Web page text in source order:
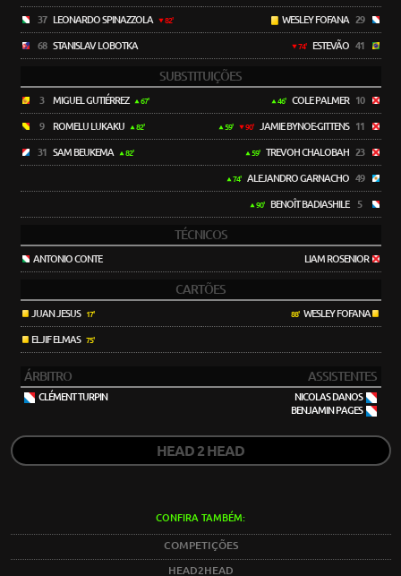
37 LEONARDO SPINAZZOLA 82'
68 STANISLAV LOBOTKA
WESLEY FOFANA 29
74' ESTEVÃO 41
SUBSTITUIÇÕES
3 MIGUEL GUTIÉRREZ 67'
9 ROMELU LUKAKU 82'
31 SAM BEUKEMA 82'
46' COLE PALMER 10
59' 90' JAMIE BYNOE-GITTENS 11
59' TREVOH CHALOBAH 23
74' ALEJANDRO GARNACHO 49
90' BENOÎT BADIASHILE 5
TÉCNICOS
ANTONIO CONTE LIAM ROSENIOR
CARTÕES
JUAN JESUS 17'
ELJIF ELMAS 75'
88'WESLEY FOFANA
ÁRBITRO ASSISTENTES
CLÉMENT TURPIN
NICOLAS DANOS
BENJAMIN PAGES
HEAD 2 HEAD
CONFIRA TAMBÉM:
COMPETIÇÕES
HEAD2HEAD